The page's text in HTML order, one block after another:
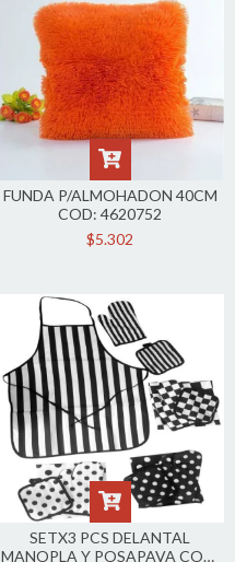
FUNDA P/ALMOHADON 40CM
COD: 4620752
$5.302
SETX3 PCS DELANTAL
MANOPLA Y POSAPAVA COD: